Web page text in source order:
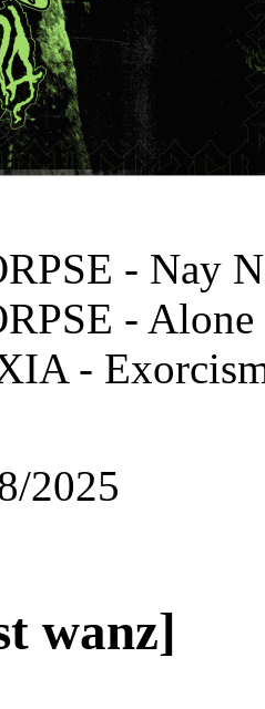
- Nay
- Alone
-
2025
wanz]